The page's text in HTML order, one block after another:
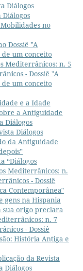
Diálogos
Diálogos
no
Dossiê "A
um conceito
Mediterrânicos: n. 5
- Dossiê "A
um conceito
e a Idade
a Antiguidade
Diálogos
Diálogos
da Antiguidade
“Diálogos
Mediterrânicos: n.
- Dossiê
Contemporânea"
gens na Hispania
sua origo preclara
n. 7
- Dossiê
História Antiga e
da Revista
Diálogos